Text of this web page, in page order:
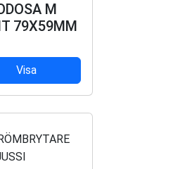
M
79X59MM
Visa